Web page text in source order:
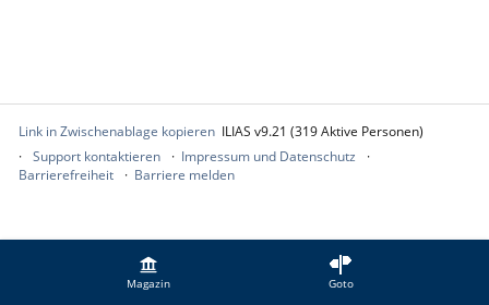
Magazin Goto
Link in Zwischenablage kopieren ILIAS v9.21 (319 Aktive Personen)
Support kontaktieren
Impressum und Datenschutz
Barrierefreiheit
Barriere melden